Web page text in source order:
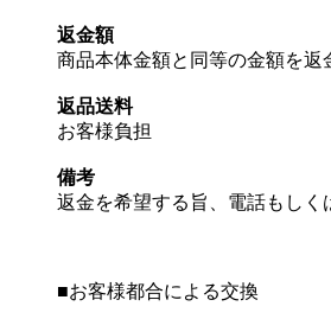
返金額
商品本体金額と同等の金額を返
返品送料
お客様負担
備考
返金を希望する旨、電話もしく
■お客様都合による交換